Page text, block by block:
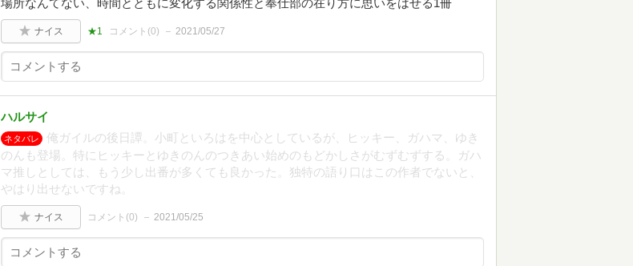
場所なんてない、時間とともに変化する関係性と奉仕部の在り方に思いをはせる1冊
ナイス ★1 コメント(0) 2021/05/27
ハルサイ
ネタバレ
俺ガイルの後日譚。小町といろはを中心としているが、ヒッキー、ガハマ、ゆき
のんも登場。特にヒッキーとゆきのんのつきあい始めのもどかしさがむずむずする。ガハ
マ推しとしては、もう少し出番が多くても良かった。独特の語り口はこの作者でないと、
やはり出せないですね。
ナイス コメント(0) 2021/05/25